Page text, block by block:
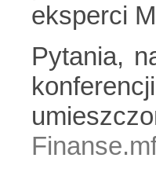
eksperci
Pytania,